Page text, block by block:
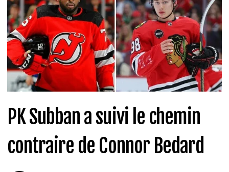
PK Subban a suivi le chemin
contraire de Connor Bedard